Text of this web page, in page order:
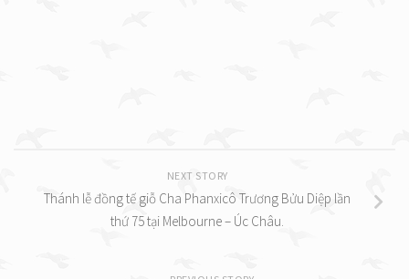
NEXT STORY
Thánh lễ đồng tế giỗ Cha Phanxicô Trương Bửu Diệp lần
thứ 75 tại Melbourne – Úc Châu.